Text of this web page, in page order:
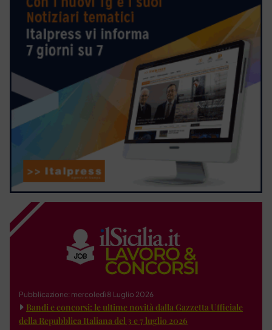
Pubblicazione: mercoledì 8 Luglio 2026
Bandi e concorsi: le ultime novità dalla Gazzetta Ufficiale
della Repubblica Italiana del 3 e 7 luglio 2026